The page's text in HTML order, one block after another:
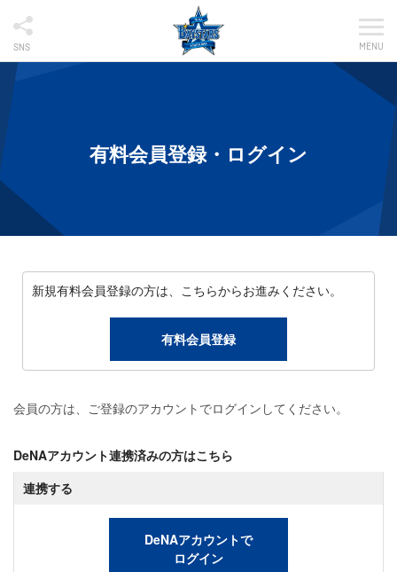
SNS MENU
有料会員登録・ログイン
新規有料会員登録の方は、こちらからお進みください。
有料会員登録
会員の方は、ご登録のアカウントでログインしてください。
DeNAアカウント連携済みの方はこちら
連携する
DeNAアカウントで
ログイン